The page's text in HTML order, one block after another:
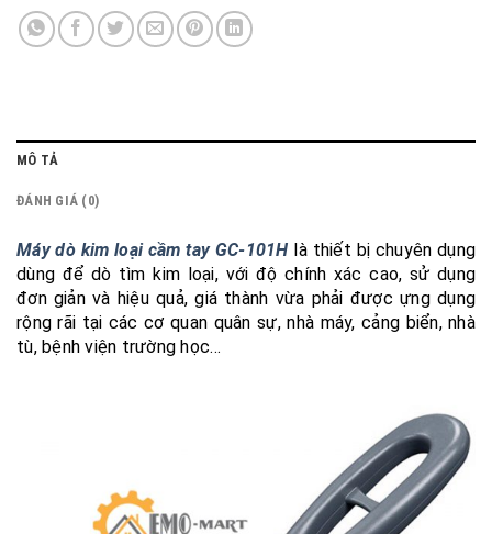
MÔ TẢ
ĐÁNH GIÁ (0)
Máy dò kim loại cầm tay GC-101H là thiết bị chuyên dụng
dùng để dò tìm kim loại, với độ chính xác cao, sử dụng
đơn giản và hiệu quả, giá thành vừa phải được ựng dụng
rộng rãi tại các cơ quan quân sự, nhà máy, cảng biển, nhà
tù, bệnh viện trường học…